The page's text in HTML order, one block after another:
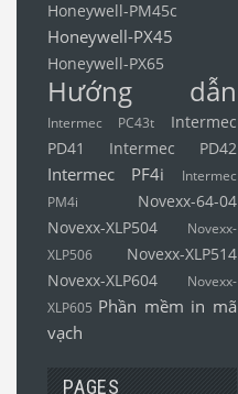
Honeywell-PM45c
Honeywell-PX45
Honeywell-PX65
Hướng dẫn
Intermec PC43t
Intermec
PD41
Intermec PD42
Intermec PF4i
Intermec
PM4i
Novexx-64-04
Novexx-XLP504
Novexx-
XLP506
Novexx-XLP514
Novexx-XLP604
Novexx-
XLP605 Phần mềm in mã
vạch
PAGES